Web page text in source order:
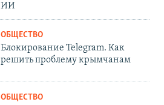
ИИ
ОБЩЕСТВО
Блокирование Telegram. Как
решить проблему крымчанам
ОБЩЕСТВО